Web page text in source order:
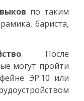
по таким
бариста,
. После
могут пройти
ЭР.10 или